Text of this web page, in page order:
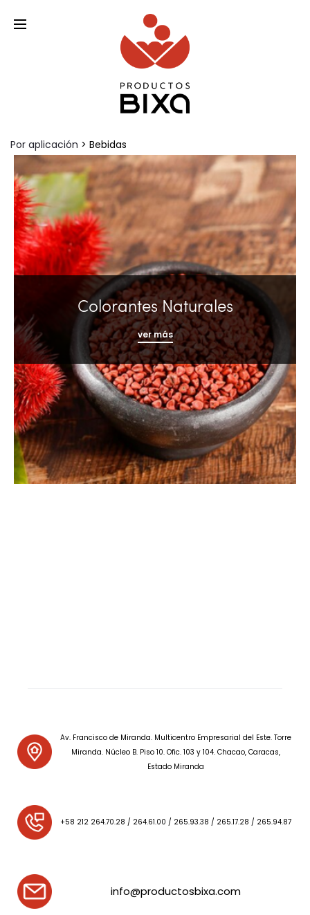
Materia prima para la industria alimentaria
Por aplicación > Bebidas
Colorantes Naturales
ver más
Av. Francisco de Miranda. Multicentro Empresarial del Este. Torre
Miranda. Núcleo B. Piso 10. Ofic. 103 y 104. Chacao, Caracas,
Estado Miranda
+58 212 264.70.28 / 264.61.00 / 265.93.38 / 265.17.28 / 265.94.87
info@productosbixa.com